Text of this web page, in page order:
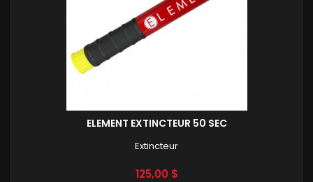
ELEMENT EXTINCTEUR 50 SEC
Extincteur
Prix
125,00 $